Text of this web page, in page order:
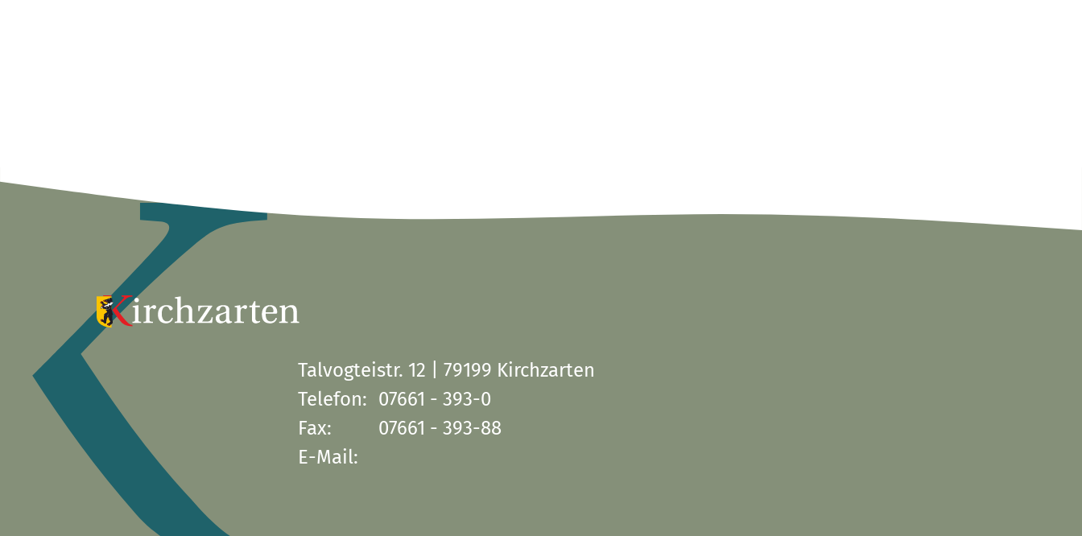
Talvogteistr. 12 | 79199 Kirchzarten
Telefon: 07661 - 393-0
Fax:
07661 - 393-88
E-Mail: